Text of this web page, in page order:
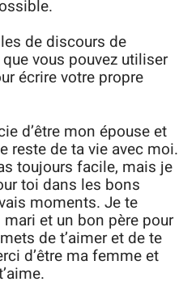
de discours de
vous pouvez utiliser
écrire votre propre
d’être mon épouse et
reste de ta vie avec moi.
toujours facile, mais je
toi dans les bons
moments. Je te
et un bon père pour
de t’aimer et de te
d’être ma femme et